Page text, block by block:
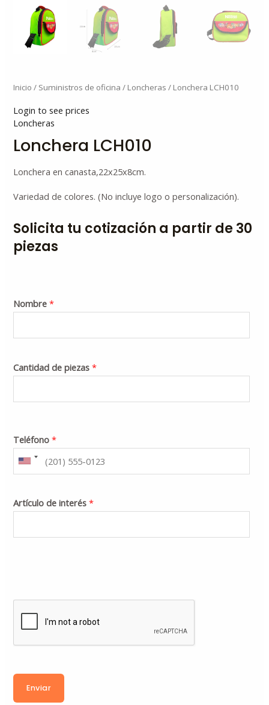
Inicio / Suministros de oficina / Loncheras / Lonchera LCH010
Login to see prices
Loncheras
Lonchera LCH010
Lonchera en canasta,22x25x8cm.
Variedad de colores. (No incluye logo o personalización).
Solicita tu cotización a partir de 30
piezas
Nombre*
Cantidad de piezas*
Teléfono*
Artículo de interés*
Enviar